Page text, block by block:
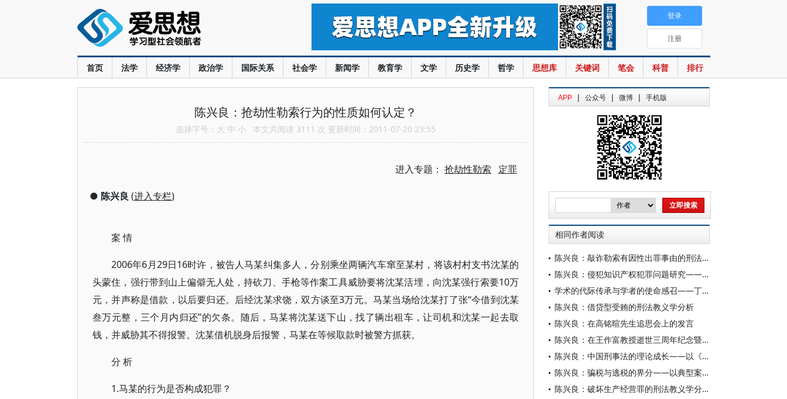
首页 法学 经济学 政治学 国际关系 社会学 新闻学 教育学 文学 历史学 哲学 思想库 关键词 笔会 科普 排行
登录
注册
陈兴良：抢劫性勒索行为的性质如何认定？
选择字号： 大 中 小 本文共阅读 3111 次 更新时间：2011-07-20 23:55
进入专题： 抢劫性勒索 定罪
● 陈兴良 (进入专栏)
案 情
2006年6月29日16时许，被告人马某纠集多人，分别乘坐两辆汽车窜至某村，将该村村支书沈某的
头蒙住，强行带到山上偏僻无人处，持砍刀、手枪等作案工具威胁要将沈某活埋，向沈某强行索要10万
元，并声称是借款，以后要归还。后经沈某求饶，双方谈至3万元。马某当场给沈某打了张“今借到沈某
叁万元整，三个月内归还”的欠条。随后，马某将沈某送下山，找了辆出租车，让司机和沈某一起去取
钱，并威胁其不得报警。沈某借机脱身后报警，马某在等候取款时被警方抓获。
分 析
1.马某的行为是否构成犯罪？
APP | 公众号 | 微博 | 手机版
相同作者阅读
陈兴良：敲诈勒索有因性出罪事由的刑法教义学分析
陈兴良：侵犯知识产权犯罪问题研究——以五个司法规范性文件为中心
学术的代际传承与学者的使命感召——丁胜明访陈兴良教授
陈兴良：借贷型受贿的刑法教义学分析
陈兴良：在高铭暄先生追思会上的发言
陈兴良：在王作富教授逝世三周年纪念暨学术研讨会上的致辞
陈兴良：中国刑事法的理论成长——以《刑事法评论》50卷为线索
陈兴良：骗税与逃税的界分——以典型案例解决司法争议
陈兴良：破坏生产经营罪的刑法教义学分析